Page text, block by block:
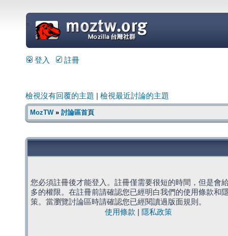
=
登入 註冊
檢視沒有回覆的主題 檢視最近討論的主題
MozTW» 討論區首頁
您必須註冊後才能登入。註冊僅需要很短的時間，但是會
多的權限。在註冊前請確認您已經明白我們的使用條款和
策。當瀏覽討論區時請確認您已經閱讀過版面規則。
使用條款
隱私政策